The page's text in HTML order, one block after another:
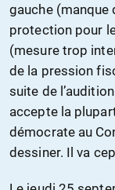
gauche (manque
protection pour
(mesure trop
de la pression
suite de
accepte la
démocrate au
dessiner. Il va